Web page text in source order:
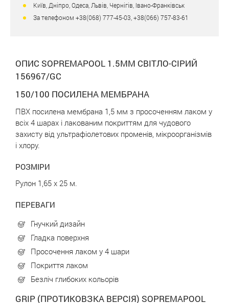
Київ, Дніпро, Одеса, Львів, Чернігів, Івано-Франківськ
За телефоном +38(068) 777-45-03, +38(066) 757-83-61
ОПИС SOPREMAPOOL 1.5ММ СВІТЛО-СІРИЙ
156967/GC
150/100 ПОСИЛЕНА МЕМБРАНА
ПВХ посилена мембрана 1,5 мм з просоченням лаком у
всіх 4 шарах і лакованим покриттям для чудового
захисту від ультрафіолетових променів, мікроорганізмів
і хлору.
РОЗМІРИ
Рулон 1,65 х 25 м.
ПЕРЕВАГИ
Гнучкий дизайн
Гладка поверхня
Просочення лаком у 4 шари
Покриття лаком
Безліч глибоких кольорів
GRIP (ПРОТИКОВЗКА ВЕРСІЯ) SOPREMAPOOL